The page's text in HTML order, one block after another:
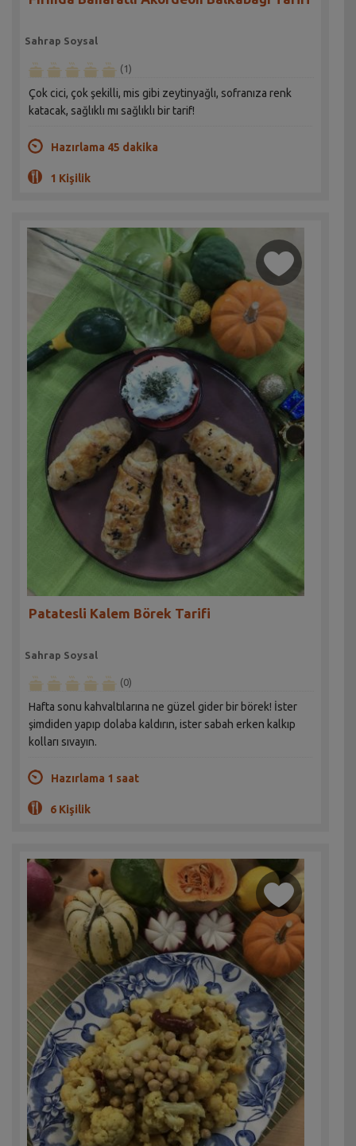
Sahrap Soysal
(1)
Çok cici, çok şekilli, mis gibi zeytinyağlı, sofranıza renk
katacak, sağlıklı mı sağlıklı bir tarif!
Hazırlama 45 dakika
1 Kişilik
Patatesli Kalem Börek Tarifi
Sahrap Soysal
(0)
Hafta sonu kahvaltılarına ne güzel gider bir börek! İster
şimdiden yapıp dolaba kaldırın, ister sabah erken kalkıp
kolları sıvayın.
Hazırlama 1 saat
6 Kişilik